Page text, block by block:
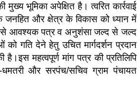
भूमिका अपेक्षित है। त्वरित कार्रवाई
जनहित और क्षेत्र के विकास को ध्यान में
से आवश्यक पत्र व अनुशंसा जल्द से जल्द
गति देने हेतु उचित मार्गदर्शन प्रदान
है।इस महत्वपूर्ण मांग पत्र की प्रतिलिपि
धमतरी और सरपंच/सचिव ग्राम पंचायत